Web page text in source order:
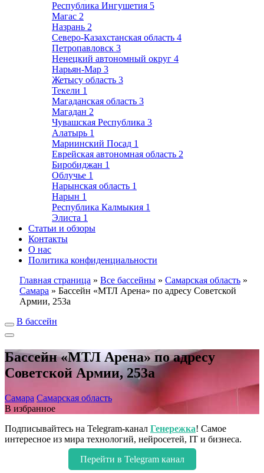
Республика Ингушетия 5
Магас 2
Назрань 2
Северо-Казахстанская область 4
Петропавловск 3
Ненецкий автономный округ 4
Нарьян-Мар 3
Жетысу область 3
Текели 1
Магаданская область 3
Магадан 2
Чувашская Республика 3
Алатырь 1
Мариинский Посад 1
Еврейская автономная область 2
Биробиджан 1
Облучье 1
Нарынская область 1
Нарын 1
Республика Калмыкия 1
Элиста 1
Статьи и обзоры
Контакты
О нас
Политика конфиденциальности
Главная страница » Все бассейны » Самарская область »
Самара » Бассейн «МТЛ Арена» по адресу Советской
Армии, 253а
В бассейн
Бассейн «МТЛ Арена» по адресу
Советской Армии, 253а
Самара Самарская область
В избранное
Подписывайтесь на Telegram-канал Генережка! Самое
интересное из мира технологий, нейросетей, IT и бизнеса.
Перейти в Telegram канал